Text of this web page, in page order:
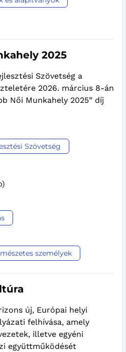
2025
Szövetség a
2026. március 8-án
Női Munkahely 2025” díj
Szövetség
személyek
új, Európai helyi
felhívása, amely
illetve egyéni
együttműködését